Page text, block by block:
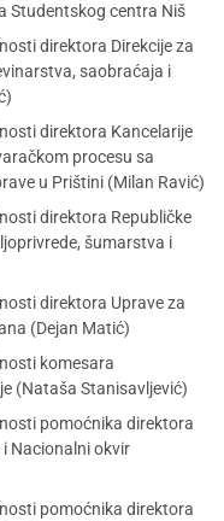
Studentskog centra Niš
direktora Direkcije za
saobraćaja i
direktora Kancelarije
procesu sa
u Prištini (Milan Ravić)
direktora Republičke
šumarstva i
direktora Uprave za
(Dejan Matić)
komesara
(Nataša Stanisavljević)
pomoćnika direktora
Nacionalni okvir
pomoćnika direktora